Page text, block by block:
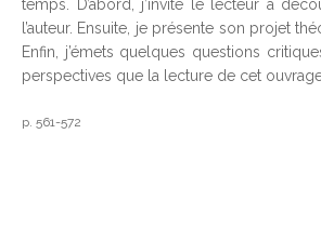
temps. D’abord, j’invite le lecteur à
l’auteur. Ensuite, je présente son projet
Enfin, j’émets quelques questions
perspectives que la lecture de cet ouvrage
p. 561-572